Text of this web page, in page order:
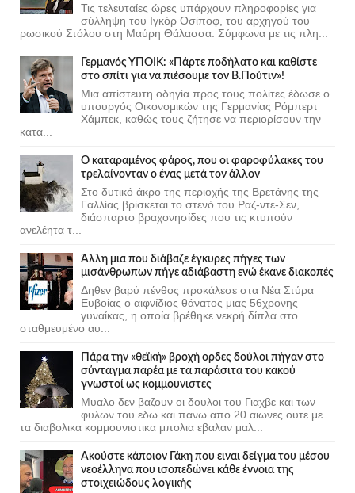
Τις τελευταίες ώρες υπάρχουν πληροφορίες για
σύλληψη του Ιγκόρ Οσίποφ, του αρχηγού του
ρωσικού Στόλου στη Μαύρη Θάλασσα. Σύμφωνα με τις πλη...
Γερμανός ΥΠΟΙΚ: «Πάρτε ποδήλατο και καθίστε
στο σπίτι για να πιέσουμε τον Β.Πούτιν»!
Μια απίστευτη οδηγία προς τους πολίτες έδωσε ο
υπουργός Οικονομικών της Γερμανίας Ρόμπερτ
Χάμπεκ, καθώς τους ζήτησε να περιορίσουν την
κατα...
Ο καταραμένος φάρος, που οι φαροφύλακες του
τρελαίνονταν ο ένας μετά τον άλλον
Στο δυτικό άκρο της περιοχής της Βρετάνης της
Γαλλίας βρίσκεται το στενό του Ραζ-ντε-Σεν,
διάσπαρτο βραχονησίδες που τις κτυπούν
ανελέητα τ...
Άλλη μια που διάβαζε έγκυρες πήγες των
μισάνθρωπων πήγε αδιάβαστη ενώ έκανε διακοπές
Δηθεν βαρύ πένθος προκάλεσε στα Νέα Στύρα
Ευβοίας ο αιφνίδιος θάνατος μιας 56χρονης
γυναίκας, η οποία βρέθηκε νεκρή δίπλα στο
σταθμευμένο αυ...
Πάρα την «θεϊκή» βροχή ορδες δούλοι πήγαν στο
σύνταγμα παρέα με τα παράσιτα του κακού
γνωστοί ως κομμουνιστες
Μυαλο δεν βαζουν οι δουλοι του Γιαχβε και των
φυλων του εδω και πανω απο 20 αιωνες ουτε με
τα διαβολικα κομμουνιστικα μπολια εβαλαν μαλ...
Ακούστε κάποιον Γάκη που ειναι δείγμα του μέσου
νεοέλληνα που ισοπεδώνει κάθε έννοια της
στοιχειώδους λογικής